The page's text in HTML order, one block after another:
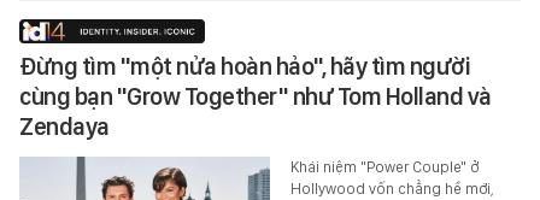
Đừng tìm "một nửa hoàn hảo", hãy tìm người
cùng bạn "Grow Together" như Tom Holland và
Zendaya
Khái niệm "Power Couple" ở
Hollywood vốn chẳng hề mới,